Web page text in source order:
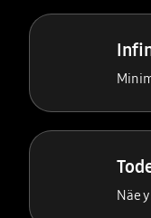
Näe